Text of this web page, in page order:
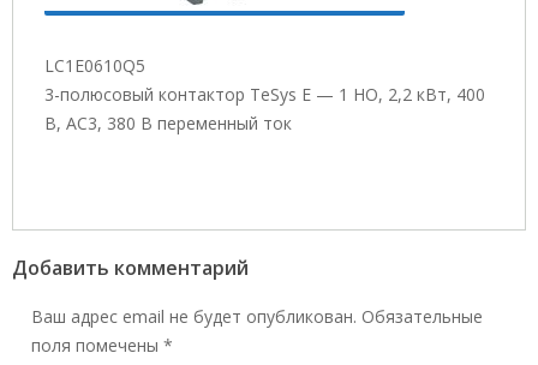
LC1E0610Q5
3-полюсовый контактор TeSys E — 1 НО, 2,2 кВт, 400
В, AC3, 380 В переменный ток
Добавить комментарий
Ваш адрес email не будет опубликован. Обязательные
поля помечены *